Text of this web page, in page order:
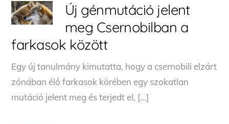
Új génmutáció jelent
meg Csernobilban a
farkasok között
Egy új tanulmány kimutatta, hogy a csernobili elzárt
zónában élő farkasok körében egy szokatlan
mutáció jelent meg és terjedt el, […]